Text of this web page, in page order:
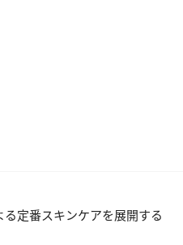
定番スキンケアを展開する